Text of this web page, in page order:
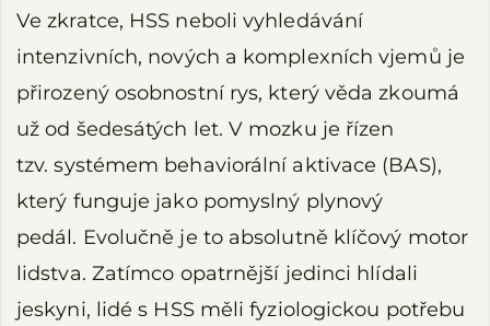
Ve zkratce, HSS neboli vyhledávání
intenzivních, nových a komplexních vjemů je
přirozený osobnostní rys, který věda zkoumá
už od šedesátých let. V mozku je řízen
tzv. systémem behaviorální aktivace (BAS),
který funguje jako pomyslný plynový
pedál. Evolučně je to absolutně klíčový motor
lidstva. Zatímco opatrnější jedinci hlídali
jeskyni, lidé s HSS měli fyziologickou potřebu